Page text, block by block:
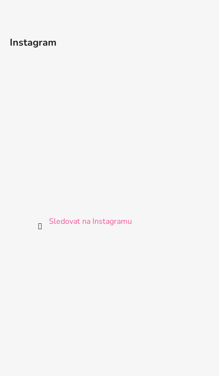
Instagram
Sledovat na Instagramu